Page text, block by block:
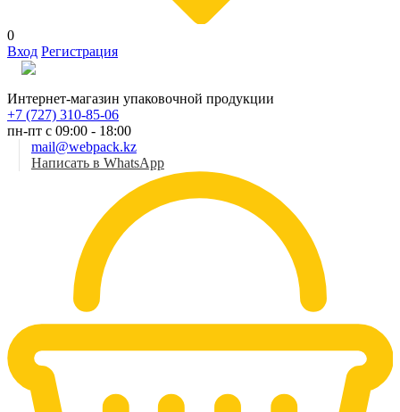
0
Вход Регистрация
Интернет-магазин упаковочной продукции
+7 (727) 310-85-06
пн-пт с 09:00 - 18:00
mail@webpack.kz
Написать в WhatsApp